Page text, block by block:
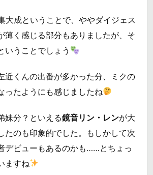
大成ということで、ややダイジェス
薄く感じる部分もありましたが、そ
いうことでしょう
近くんの出番が多かった分、ミクの
ったようにも感じましたね
妹分？といえる鏡音リン・レンが大
たのも印象的でした。もしかして次
デビューもあるのかも……とちょっ
ますね